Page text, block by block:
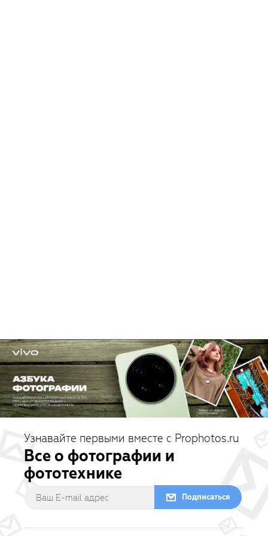
Узнавайте первыми вместе с Prophotos.ru
Все о фотографии и
фототехнике
Подписаться